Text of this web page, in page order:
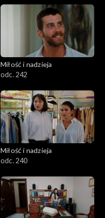
Miłość i nadzieja
odc. 242
Miłość i nadzieja
odc. 240